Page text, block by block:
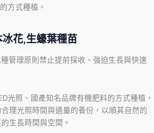
方式種植。
花,生蠔葉種苗
管理原則禁止提前採收、強迫生長與快速
光照、國產知名品牌有機肥料的方式種植，
理光照時間與適量的養份，以順其自然的
生長時間與空間。